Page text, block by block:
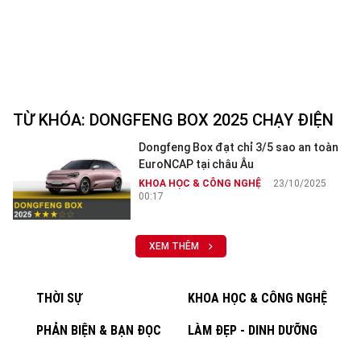
TỪ KHÓA: DONGFENG BOX 2025 CHẠY ĐIỆN
Dongfeng Box đạt chỉ 3/5 sao an toàn
EuroNCAP tại châu Âu
KHOA HỌC & CÔNG NGHỆ
23/10/2025
00:17
XEM THÊM
THỜI SỰ KHOA HỌC & CÔNG NGHỆ
PHẢN BIỆN & BẠN ĐỌC LÀM ĐẸP - DINH DƯỠNG